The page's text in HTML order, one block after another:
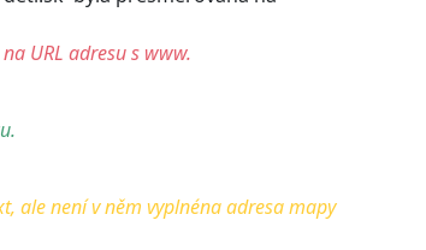
URL adresu s www.
ale není v něm vyplnéna adresa mapy